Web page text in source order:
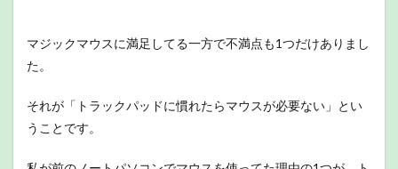
マジックマウスに満足してる一方で不満点も1つだけありまし
た。
それが「トラックパッドに慣れたらマウスが必要ない」とい
うことです。